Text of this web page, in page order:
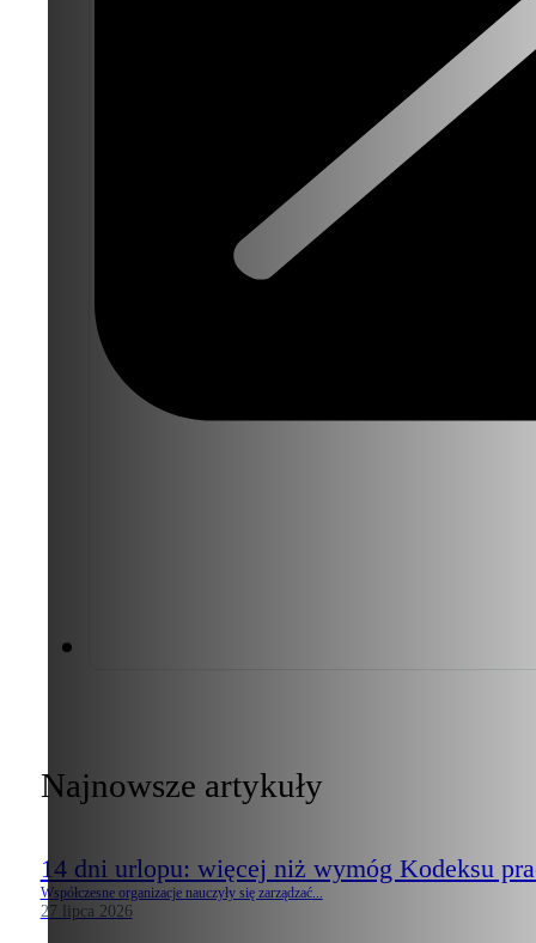
Najnowsze artykuły
14 dni urlopu: więcej niż wymóg Kodeksu
Współczesne organizacje nauczyły się zarządzać...
27 lipca 2026